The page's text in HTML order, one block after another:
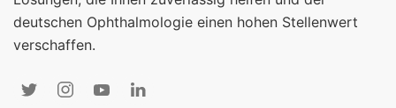
deutschen Ophthalmologie einen hohen Stellenwert
verschaffen.